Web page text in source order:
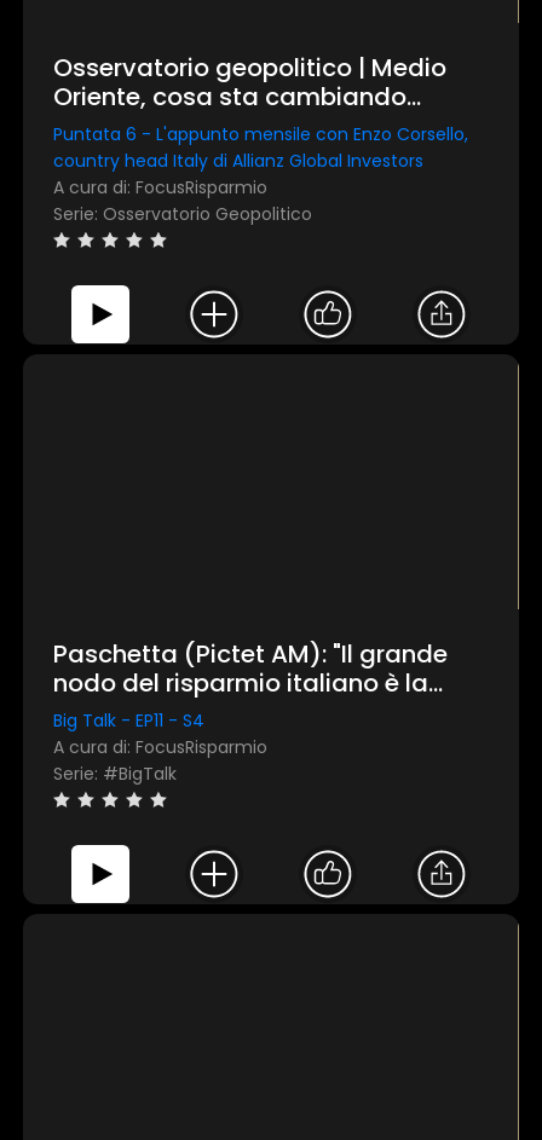
Osservatorio geopolitico | Medio
Oriente, cosa sta cambiando
davvero sui mercati
Puntata 6 - L'appunto mensile con Enzo Corsello,
country head Italy di Allianz Global Investors
A cura di: FocusRisparmio
Serie: Osservatorio Geopolitico
Paschetta (Pictet AM): "Il grande
nodo del risparmio italiano è la
paura del rischio"
Big Talk - EP11 - S4
A cura di: FocusRisparmio
Serie: #BigTalk
×
2 stars
1 star